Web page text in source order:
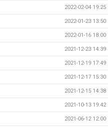
2022-02-04 19:25
2022-01-23 13:50
2022-01-16 18:00
2021-12-23 14:39
2021-12-19 17:49
2021-12-17 15:30
2021-12-15 14:38
2021-10-13 19:42
2021-06-12 12:00